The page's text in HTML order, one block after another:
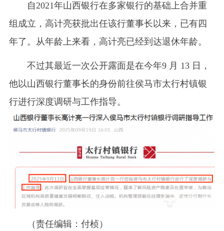
自2021年山西银行在多家银行的基础上合并重
组成立，高计亮获批出任该行董事长以来，已有四
年了。从年龄上来看，高计亮已经到达退休年龄。
不过其最近一次公开露面是在今年9 月 13 日，
他以山西银行董事长的身份前往侯马市太行村镇银
行进行深度调研与工作指导。
（责任编辑：付桢）